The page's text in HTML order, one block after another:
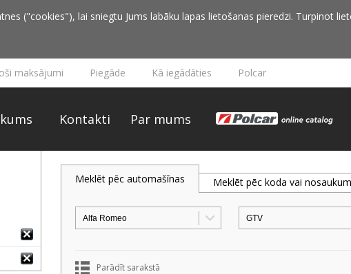
("cookies"), lai sniegtu Jums labāku lapas lietošanas pieredzi. Turpinot
maksājumi Piegāde Kā iegādāties Polcar
Kontakti Par mums
Meklēt pēc automašīnas Meklēt pēc koda vai
Parādīt sarakstā